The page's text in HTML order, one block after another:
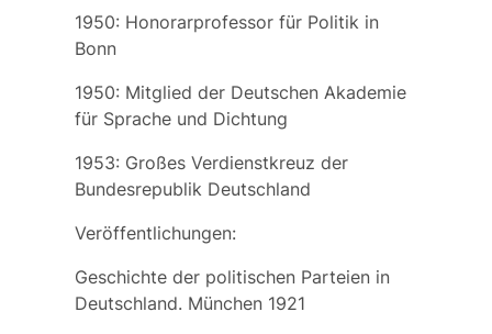
1950: Honorarprofessor für Politik in
Bonn
1950: Mitglied der Deutschen Akademie
für Sprache und Dichtung
1953: Großes Verdienstkreuz der
Bundesrepublik Deutschland
Veröffentlichungen:
Geschichte der politischen Parteien in
Deutschland. München 1921